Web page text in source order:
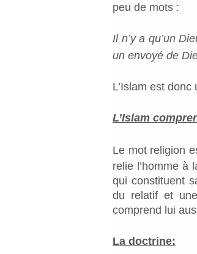
peu de mots :
Il n’y a qu’un
un envoyé de
L’Islam est
L’Islam
Le mot religion
relie l’homme à
qui constituent
du relatif et
comprend lui
La doctrine: